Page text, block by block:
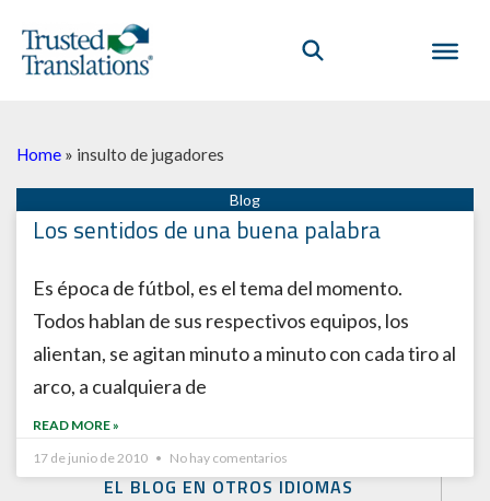
EL BLOG EN OTROS IDIOMAS
Home » insulto de jugadores
Los sentidos de una buena palabra
Es época de fútbol, es el tema del momento.
Todos hablan de sus respectivos equipos, los
alientan, se agitan minuto a minuto con cada tiro al
arco, a cualquiera de
READ MORE »
17 de junio de 2010
No hay comentarios